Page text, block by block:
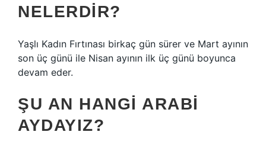
NELERDIR?
Yaşlı Kadın Fırtınası birkaç gün sürer ve Mart ayının
son üç günü ile Nisan ayının ilk üç günü boyunca
devam eder.
ŞU AN HANGI ARABI
AYDAYIZ?